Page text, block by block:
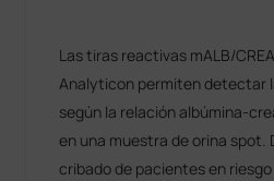
Las tiras reactivas mALB/
Analyticon permiten detectar
según la relación albúmina-
en una muestra de orina spot.
cribado de pacientes en